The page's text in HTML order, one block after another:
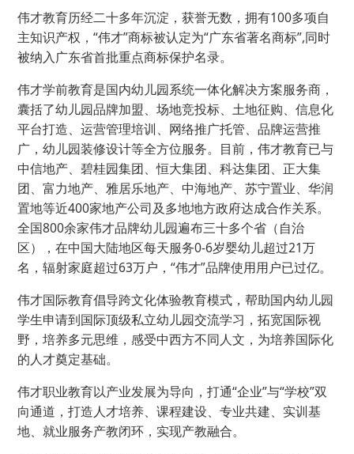
伟才教育历经二十多年沉淀，获誉无数，拥有100多项自
主知识产权，“伟才”商标被认定为“广东省著名商标”,同时
被纳入广东省首批重点商标保护名录。
伟才学前教育是国内幼儿园系统一体化解决方案服务商，
囊括了幼儿园品牌加盟、场地竞投标、土地征购、信息化
平台打造、运营管理培训、网络推广托管、品牌运营推
广，幼儿园装修设计等全方位服务。目前，伟才教育已与
中信地产、碧桂园集团、恒大集团、科达集团、正大集
团、富力地产、雅居乐地产、中海地产、苏宁置业、华润
置地等近400家地产公司及多地地方政府达成合作关系。
全国800余家伟才品牌幼儿园遍布三十多个省（自治
区），在中国大陆地区每天服务0-6岁婴幼儿超过21万
名，辐射家庭超过63万户，“伟才”品牌使用用户已过亿。
伟才国际教育倡导跨文化体验教育模式，帮助国内幼儿园
学生申请到国际顶级私立幼儿园交流学习，拓宽国际视
野，培养多元思维，感受中西方不同人文，为培养国际化
的人才奠定基础。
伟才职业教育以产业发展为导向，打通“企业”与“学校”双
向通道，打造人才培养、课程建设、专业共建、实训基
地、就业服务产教闭环，实现产教融合。